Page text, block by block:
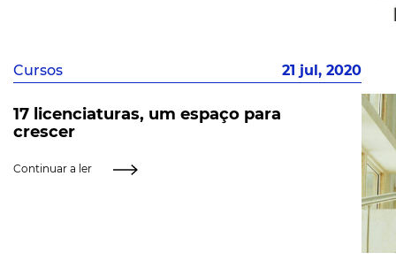
Cursos 21 jul, 2020
17 licenciaturas, um espaço para
crescer
Continuar a ler